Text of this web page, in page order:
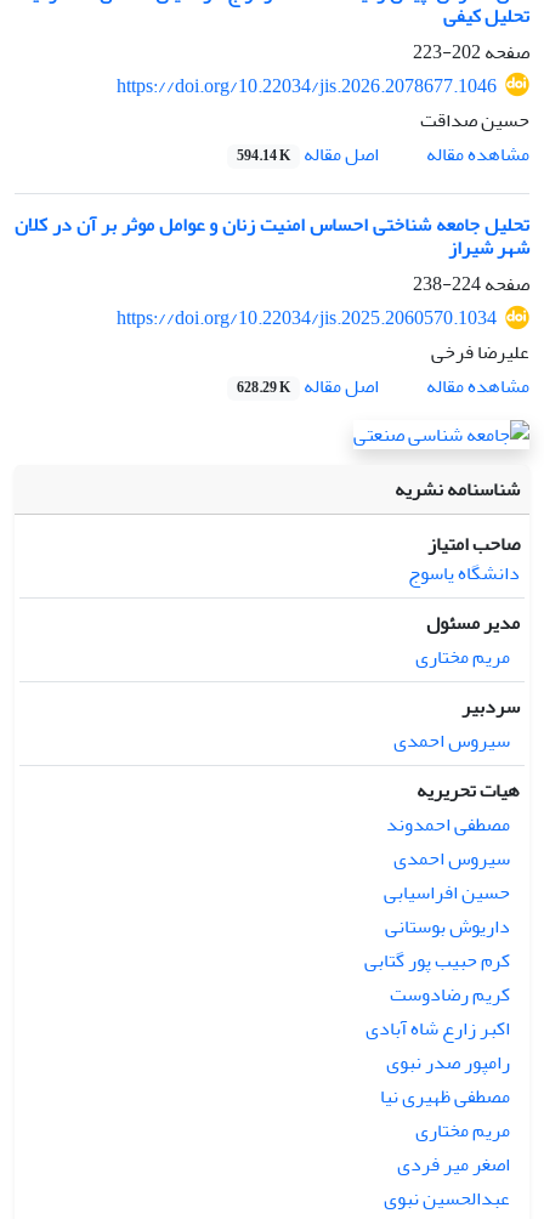
تحلیل کیفی
صفحه202-223
https://doi.org/10.22034/jis.2026.2078677.1046
حسین صداقت
مشاهده مقاله
اصل مقاله 594.14 K
تحلیل جامعه شناختی احساس امنیت زنان و عوامل موثر بر آن در کلان
شهر شیراز
صفحه224-238
https://doi.org/10.22034/jis.2025.2060570.1034
علیرضا فرخی
مشاهده مقاله
اصل مقاله 628.29 K
شناسنامه نشریه
صاحب امتیاز
دانشگاه یاسوج
مدیر مسئول
مریم مختاری
سردبیر
سیروس احمدی
هیات تحریریه
مصطفی احمدوند
سیروس احمدی
حسین افراسیابی
داریوش بوستانی
کرم حبیب پور گتابی
کریم رضادوست
اکبر زارع شاه آبادی
رامپور صدر نبوی
مصطفی ظهیری نیا
مریم مختاری
اصغر میر فردی
عبدالحسین نبوی